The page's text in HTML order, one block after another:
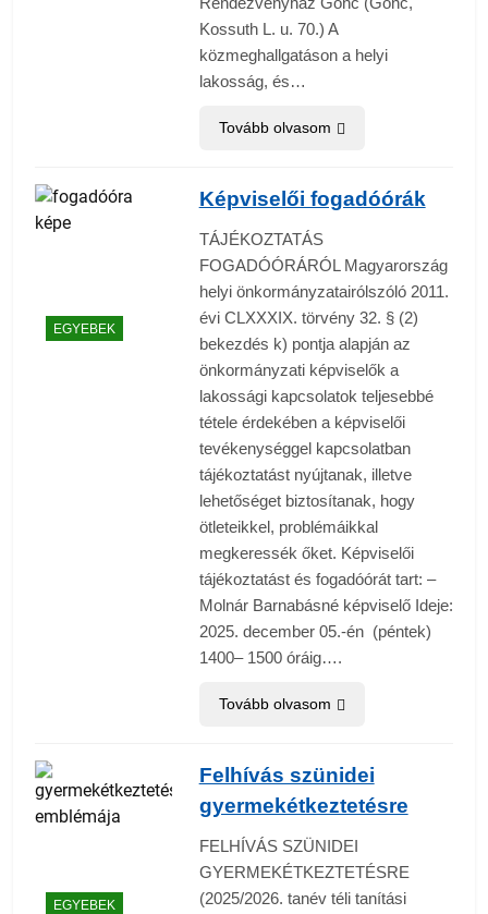
Kossuth L. u. 70.) A
közmeghallgatáson a helyi
lakosság, és…
Tovább olvasom
EGYEBEK
Képviselői fogadóórák
TÁJÉKOZTATÁS
FOGADÓÓRÁRÓL Magyarország
helyi önkormányzatairólszóló 2011.
évi CLXXXIX. törvény 32. § (2)
bekezdés k) pontja alapján az
önkormányzati képviselők a
lakossági kapcsolatok teljesebbé
tétele érdekében a képviselői
tevékenységgel kapcsolatban
tájékoztatást nyújtanak, illetve
lehetőséget biztosítanak, hogy
ötleteikkel, problémáikkal
megkeressék őket. Képviselői
tájékoztatást és fogadóórát tart: –
Molnár Barnabásné képviselő Ideje:
2025. december 05.-én (péntek)
1400– 1500 óráig….
Tovább olvasom
EGYEBEK
Felhívás szünidei
gyermekétkeztetésre
FELHÍVÁS SZÜNIDEI
GYERMEKÉTKEZTETÉSRE
(2025/2026. tanév téli tanítási